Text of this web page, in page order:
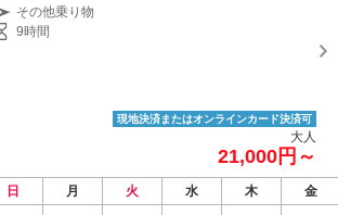
その他乗り物
9時間
現地決済またはオンラインカード決済可
大人
21,000円～
日 月 火 水 木
金